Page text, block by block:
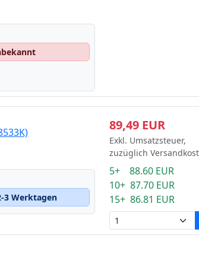
3 Werktagen
89,49 EUR
Exkl. Umsatzsteuer,
zuzüglich
5+ 88.60 EUR
10+ 87.70 EUR
15+ 86.81 EUR